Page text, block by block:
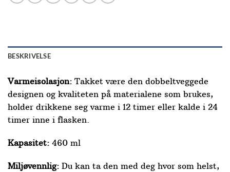
BESKRIVELSE
Varmeisolasjon: Takket være den dobbeltveggede
designen og kvaliteten på materialene som brukes,
holder drikkene seg varme i 12 timer eller kalde i 24
timer inne i flasken.
Kapasitet: 460 ml
Miljøvennlig: Du kan ta den med deg hvor som helst,